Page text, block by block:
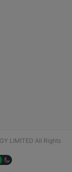
LIMITED All Rights